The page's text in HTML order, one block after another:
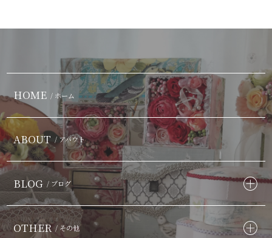
HOME / ホーム
ABOUT / アバウト
BLOG / ブログ
OTHER / その他